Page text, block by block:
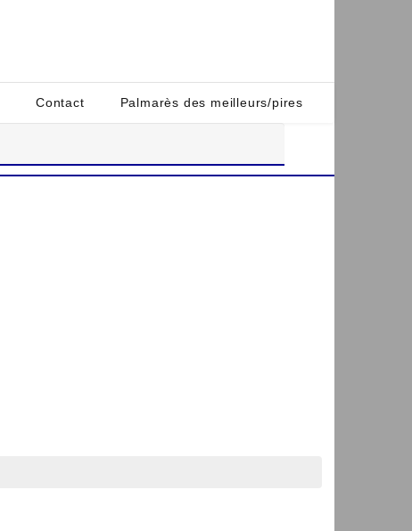
Contact Palmarès des meilleurs/pires